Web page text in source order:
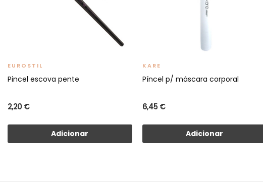
EUROSTIL
Pincel escova pente
2,20 €
Adicionar
KARE
Píncel p/ máscara corporal
6,45 €
Adicionar